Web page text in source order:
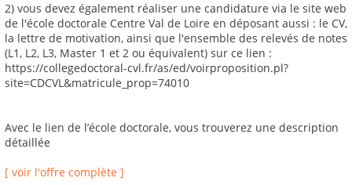
2) vous devez également réaliser une candidature via le site web
de l'école doctorale Centre Val de Loire en déposant aussi : le CV,
la lettre de motivation, ainsi que l'ensemble des relevés de notes
(L1, L2, L3, Master 1 et 2 ou équivalent) sur ce lien :
https://collegedoctoral-cvl.fr/as/ed/voirproposition.pl?
site=CDCVL&matricule_prop=74010
Avec le lien de l’école doctorale, vous trouverez une description
détaillée
[ voir l'offre complète ]